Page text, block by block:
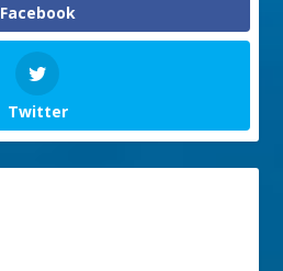
Facebook
Twitter